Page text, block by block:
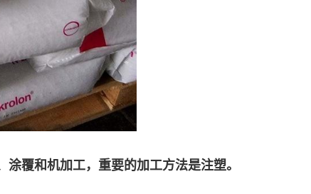
覆和机加工，重要的加工方法是注塑。